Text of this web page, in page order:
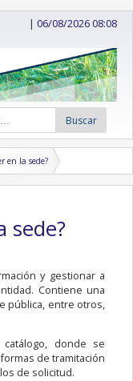
|06/08/2026 08:08
Buscar
en la sede?
sede?
y gestionar a
Contiene una
pública, entre otros,
donde se
de tramitación
de solicitud.